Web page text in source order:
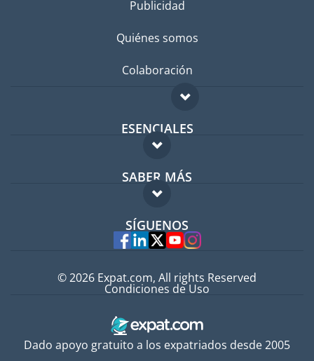
Publicidad
Quiénes somos
Colaboración
ESENCIALES
Foro para expatriados
Guía para expatriados
Trabajos en el extranjero
SABER MÁS
FAQ
Expertos
SÍGUENOS
Dado apoyo gratuito a los expatriados desde 2005
© 2026 Expat.com, All rights Reserved
Condiciones de Uso